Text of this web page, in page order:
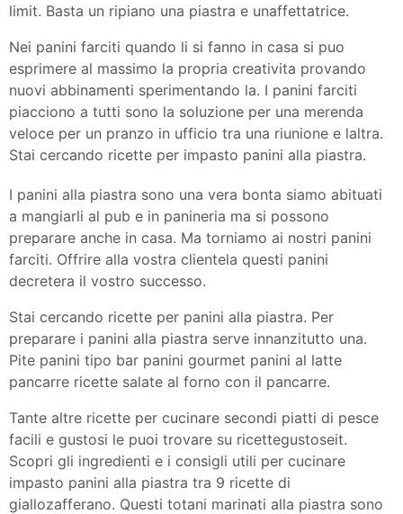
limit. Basta un ripiano una piastra e unaffettatrice.
Nei panini farciti quando li si fanno in casa si puo
esprimere al massimo la propria creativita provando
nuovi abbinamenti sperimentando la. I panini farciti
piacciono a tutti sono la soluzione per una merenda
veloce per un pranzo in ufficio tra una riunione e laltra.
Stai cercando ricette per impasto panini alla piastra.
I panini alla piastra sono una vera bonta siamo abituati
a mangiarli al pub e in panineria ma si possono
preparare anche in casa. Ma torniamo ai nostri panini
farciti. Offrire alla vostra clientela questi panini
decretera il vostro successo.
Stai cercando ricette per panini alla piastra. Per
preparare i panini alla piastra serve innanzitutto una.
Pite panini tipo bar panini gourmet panini al latte
pancarre ricette salate al forno con il pancarre.
Tante altre ricette per cucinare secondi piatti di pesce
facili e gustosi le puoi trovare su ricettegustoseit.
Scopri gli ingredienti e i consigli utili per cucinare
impasto panini alla piastra tra 9 ricette di
giallozafferano. Questi totani marinati alla piastra sono